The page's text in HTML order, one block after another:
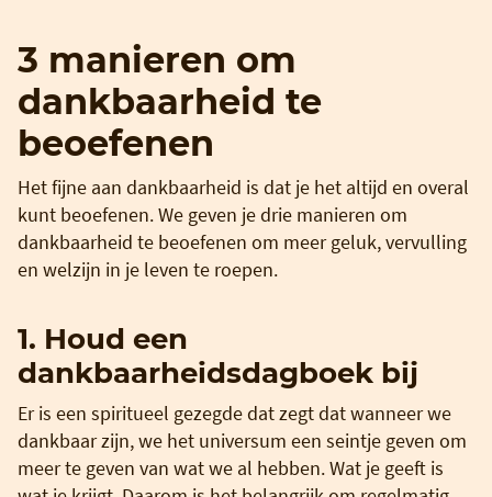
3 manieren om
dankbaarheid te
beoefenen
Het fijne aan dankbaarheid is dat je het altijd en overal
kunt beoefenen. We geven je drie manieren om
dankbaarheid te beoefenen om meer geluk, vervulling
en welzijn in je leven te roepen.
1. Houd een
dankbaarheidsdagboek bij
Er is een spiritueel gezegde dat zegt dat wanneer we
dankbaar zijn, we het universum een seintje geven om
meer te geven van wat we al hebben. Wat je geeft is